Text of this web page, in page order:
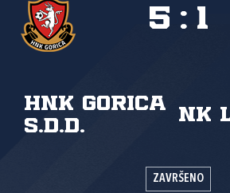
HNK Gorica
s.d.d.
NK
5 : 1
ZAVRŠENO